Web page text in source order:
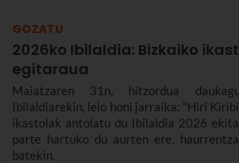
GOZATU
2026ko Ibilaldia: Bizkaiko
egitaraua
Maiatzaren 31n, hitzordua
Ibilaldiarekin, lelo honi jarraika: "Hiri
ikastolak antolatu du Ibilaldia 2026
parte hartuko du aurten ere,
batekin.